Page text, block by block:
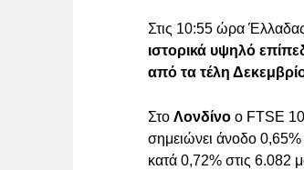
Στις 10:55 ώρα
ιστορικά υψηλό
από τα τέλη
Στο Λονδίνο ο FTSE
σημειώνει άνοδο 0,65%
κατά 0,72% στις 6.082